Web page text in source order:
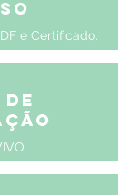
e Certificado.